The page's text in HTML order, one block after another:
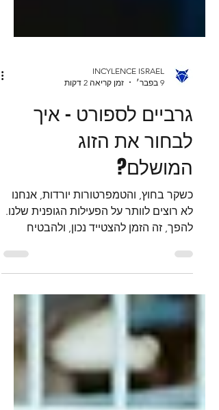
INCYLENCE ISRAEL
זמן קריאה 2 דקות
גרביים לספורט - איך
לבחור את הזוג
המושלם?
כשקר בחוץ, והטמפרטורות יורדות, אנחנו
להפך, זה הזמן להצטייד נכון, ולהבטיח
שהגרביים שלנו יעמדו בכל אתגר. גרביים
ספורטיביים לשימוש חורפי הם לא סתם
פריט לבוש - הם חלק בלתי נפרד מהציוד
שלנו, שיכול לשפר את הביצועים, לשמור על
הרגליים חמות ונוחות, ולמנוע פציעות. אז
איך בוחרים את הגרביים המתאימים? מה